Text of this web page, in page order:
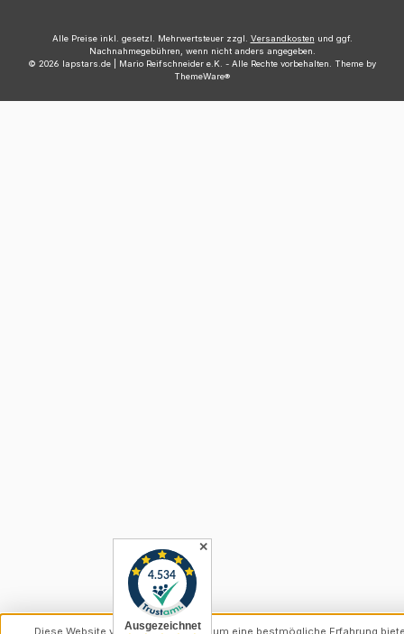
Alle Preise inkl. gesetzl. Mehrwertsteuer zzgl. Versandkosten und ggf.
Nachnahmegebühren, wenn nicht anders angegeben.
© 2026 lapstars.de | Mario Reifschneider e.K. - Alle Rechte vorbehalten. Theme by
ThemeWare®
✕
Diese Website verwendet Cookies, um eine bestmögliche Erfahrung